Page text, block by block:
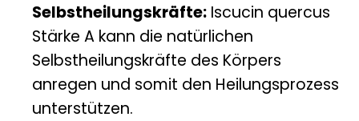
Selbstheilungskräfte:Iscucin quercus
Stärke A kann die natürlichen
Selbstheilungskräfte des Körpers
anregen und somit den Heilungsprozess
unterstützen.